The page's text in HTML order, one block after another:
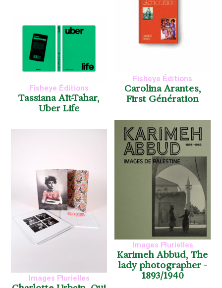
Fisheye Éditions
Carolina Arantes,
First Génération
Fisheye Éditions
Tassiana Aït-Tahar,
Uber Life
Images Plurielles
Karimeh Abbud, The
lady photographer -
1893/1940
Images Plurielles